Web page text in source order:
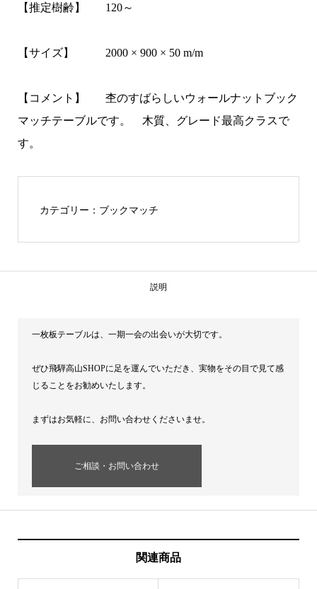
【推定樹齢】 120～
【サイズ】 2000 × 900 × 50 m/m
【コメント】
杢のすばらしいウォールナットブック
マッチテーブルです。 木質、グレード最高クラスで
す。
カテゴリー： ブックマッチ
説明
一枚板テーブルは、一期一会の出会いが大切です。
ぜひ飛騨高山SHOPに足を運んでいただき、実物をその目で見て感
じることをお勧めいたします。
まずはお気軽に、お問い合わせくださいませ。
ご相談・お問い合わせ
関連商品